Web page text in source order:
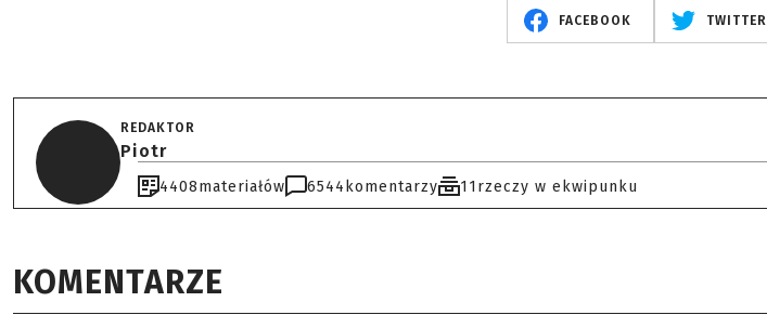
FACEBOOK TWITTER
REDAKTOR
Piotr
4408materiałów 6544 komentarzy 11rzeczy w ekwipunku
KOMENTARZE